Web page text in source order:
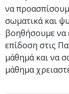
να
σωματικά και
βοηθήσουμε να
επίδοση στις
μάθημά και να
μάθημα